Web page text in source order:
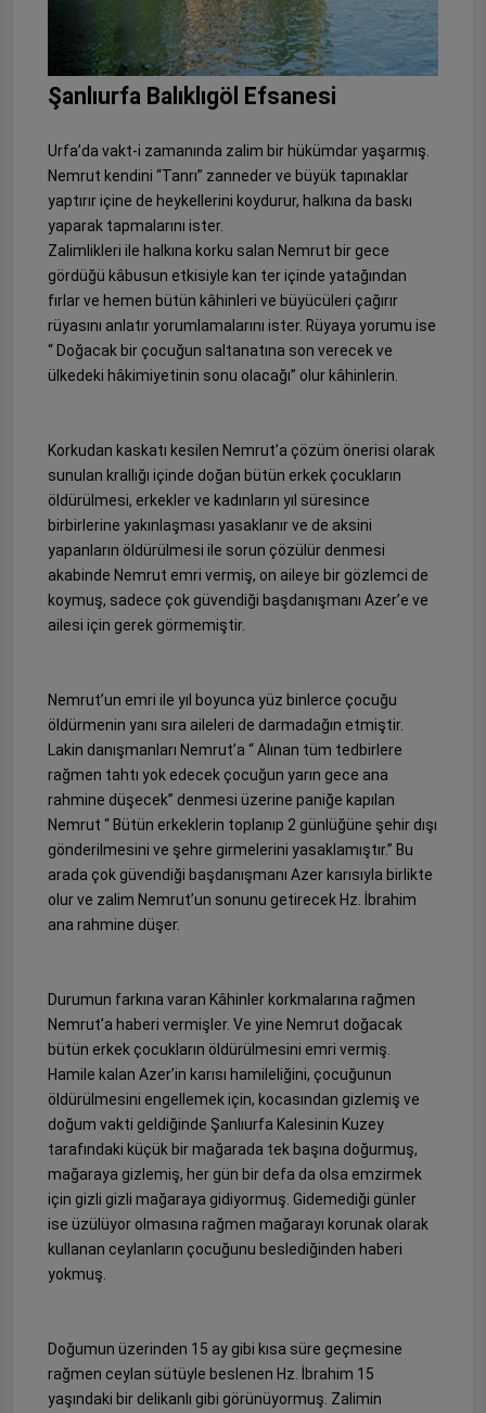
Şanlıurfa Balıklıgöl Efsanesi
Urfa’da vakt-i zamanında zalim bir hükümdar yaşarmış.
Nemrut kendini “Tanrı” zanneder ve büyük tapınaklar
yaptırır içine de heykellerini koydurur, halkına da baskı
yaparak tapmalarını ister.
Zalimlikleri ile halkına korku salan Nemrut bir gece
gördüğü kâbusun etkisiyle kan ter içinde yatağından
fırlar ve hemen bütün kâhinleri ve büyücüleri çağırır
rüyasını anlatır yorumlamalarını ister. Rüyaya yorumu ise
“ Doğacak bir çocuğun saltanatına son verecek ve
ülkedeki hâkimiyetinin sonu olacağı” olur kâhinlerin.
Korkudan kaskatı kesilen Nemrut’a çözüm önerisi olarak
sunulan krallığı içinde doğan bütün erkek çocukların
öldürülmesi, erkekler ve kadınların yıl süresince
birbirlerine yakınlaşması yasaklanır ve de aksini
yapanların öldürülmesi ile sorun çözülür denmesi
akabinde Nemrut emri vermiş, on aileye bir gözlemci de
koymuş, sadece çok güvendiği başdanışmanı Azer’e ve
ailesi için gerek görmemiştir.
Nemrut’un emri ile yıl boyunca yüz binlerce çocuğu
öldürmenin yanı sıra aileleri de darmadağın etmiştir.
Lakin danışmanları Nemrut’a “ Alınan tüm tedbirlere
rağmen tahtı yok edecek çocuğun yarın gece ana
rahmine düşecek” denmesi üzerine paniğe kapılan
Nemrut “ Bütün erkeklerin toplanıp 2 günlüğüne şehir dışı
gönderilmesini ve şehre girmelerini yasaklamıştır.” Bu
arada çok güvendiği başdanışmanı Azer karısıyla birlikte
olur ve zalim Nemrut’un sonunu getirecek Hz. İbrahim
ana rahmine düşer.
Durumun farkına varan Kâhinler korkmalarına rağmen
Nemrut’a haberi vermişler. Ve yine Nemrut doğacak
bütün erkek çocukların öldürülmesini emri vermiş.
Hamile kalan Azer’in karısı hamileliğini, çocuğunun
öldürülmesini engellemek için, kocasından gizlemiş ve
doğum vakti geldiğinde Şanlıurfa Kalesinin Kuzey
tarafındaki küçük bir mağarada tek başına doğurmuş,
mağaraya gizlemiş, her gün bir defa da olsa emzirmek
için gizli gizli mağaraya gidiyormuş. Gidemediği günler
ise üzülüyor olmasına rağmen mağarayı korunak olarak
kullanan ceylanların çocuğunu beslediğinden haberi
yokmuş.
Doğumun üzerinden 15 ay gibi kısa süre geçmesine
rağmen ceylan sütüyle beslenen Hz. İbrahim 15
yaşındaki bir delikanlı gibi görünüyormuş. Zalimin